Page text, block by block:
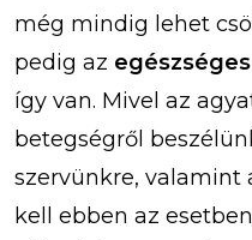
még mindig lehet
pedig az
így van. Mivel az
betegségről
szervünkre, valamint
kell ebben az